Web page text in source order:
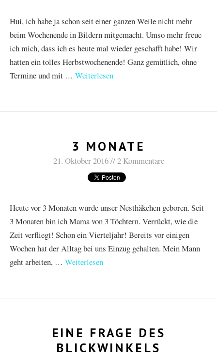
Hui, ich habe ja schon seit einer ganzen Weile nicht mehr
beim Wochenende in Bildern mitgemacht. Umso mehr freue
ich mich, dass ich es heute mal wieder geschafft habe! Wir
hatten ein tolles Herbstwochenende! Ganz gemütlich, ohne
Termine und mit … Weiterlesen
3 MONATE
21. Oktober 2016 2 Kommentare
Heute vor 3 Monaten wurde unser Nesthäkchen geboren. Seit
3 Monaten bin ich Mama von 3 Töchtern. Verrückt, wie die
Zeit verfliegt! Schon ein Vierteljahr! Bereits vor einigen
Wochen hat der Alltag bei uns Einzug gehalten. Mein Mann
geht arbeiten, … Weiterlesen
EINE FRAGE DES
BLICKWINKELS